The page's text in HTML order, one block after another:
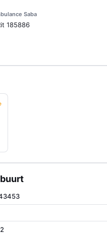
Saba
185886